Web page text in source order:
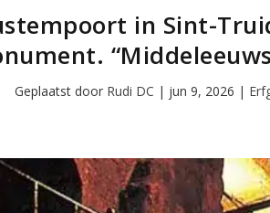
in Sint-
Geplaatst door Rudi DC | jun 9, 2026 |